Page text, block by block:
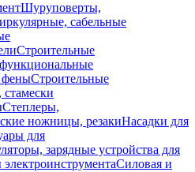
Шуруповерты,
сабельные
Строительные
феныСтроительные
Степлеры,
ножницы, резакиНасадки для
для
зарядные устройства для
Силовая и